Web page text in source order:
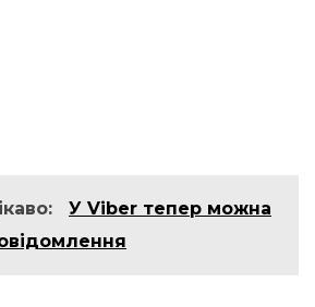
У Viber тепер можна